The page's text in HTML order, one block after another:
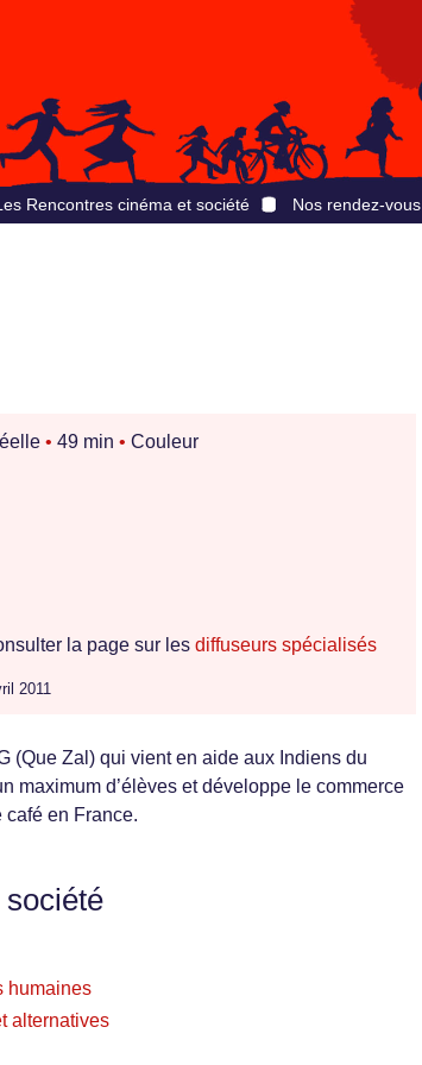
Rencontres cinéma et société Nos rendez-vous
• 49 min • Couleur
la page sur les diffuseurs spécialisés
2011
(Que Zal) qui vient en aide aux Indiens du
maximum d’élèves et développe le commerce
café en France.
humaines
alternatives